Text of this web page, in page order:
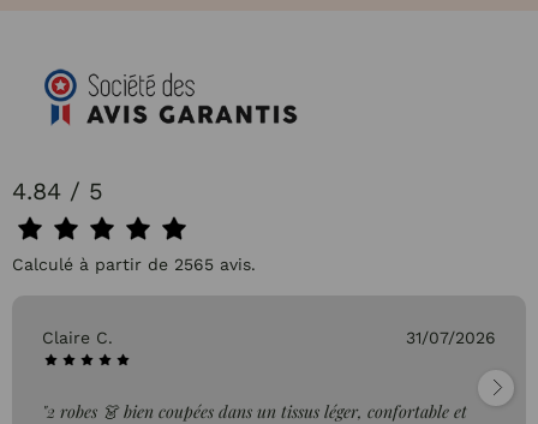
4.84 / 5
Calculé à partir de 2565 avis.
Claire C. 31/07/2026
"2 robes 👗 bien coupées dans un tissus léger, confortable et